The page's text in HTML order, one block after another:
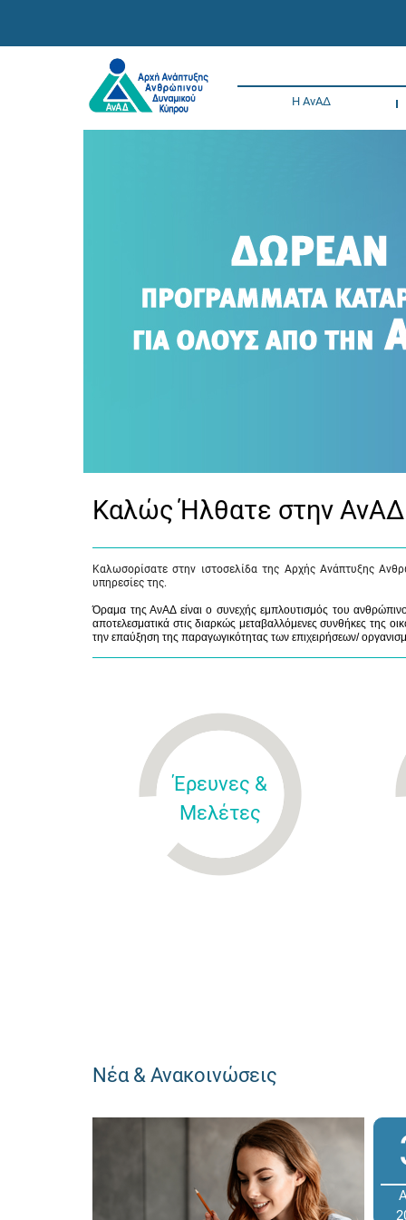
Η ΑνΑΔ
Καλώς Ήλθατε στην ΑνΑΔ
Καλωσορίσατε στην ιστοσελίδα της Αρχής Ανάπτυξης
υπηρεσίες της.
Όραμα της ΑνΑΔ είναι ο συνεχής εμπλουτισμός του
αποτελεσματικά στις διαρκώς μεταβαλλόμενες συνθήκες της
την επαύξηση της παραγωγικότητας των επιχειρήσεων/
Έρευνες &
Μελέτες
Νέα & Ανακοινώσεις